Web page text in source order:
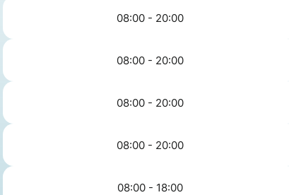
08:00 - 20:00
08:00 - 20:00
08:00 - 20:00
08:00 - 20:00
08:00 - 18:00